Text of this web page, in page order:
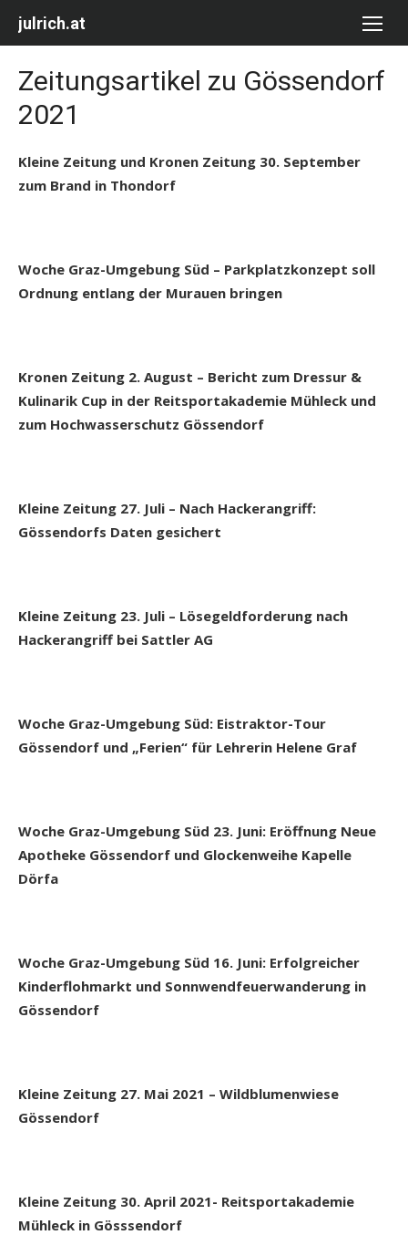
julrich.at
Zeitungsartikel zu Gössendorf
2021
Kleine Zeitung und Kronen Zeitung 30. September
zum Brand in Thondorf
Woche Graz-Umgebung Süd – Parkplatzkonzept soll
Ordnung entlang der Murauen bringen
Kronen Zeitung 2. August – Bericht zum Dressur &
Kulinarik Cup in der Reitsportakademie Mühleck und
zum Hochwasserschutz Gössendorf
Kleine Zeitung 27. Juli – Nach Hackerangriff:
Gössendorfs Daten gesichert
Kleine Zeitung 23. Juli – Lösegeldforderung nach
Hackerangriff bei Sattler AG
Woche Graz-Umgebung Süd: Eistraktor-Tour
Gössendorf und „Ferien“ für Lehrerin Helene Graf
Woche Graz-Umgebung Süd 23. Juni: Eröffnung Neue
Apotheke Gössendorf und Glockenweihe Kapelle
Dörfa
Woche Graz-Umgebung Süd 16. Juni: Erfolgreicher
Kinderflohmarkt und Sonnwendfeuerwanderung in
Gössendorf
Kleine Zeitung 27. Mai 2021 – Wildblumenwiese
Gössendorf
Kleine Zeitung 30. April 2021- Reitsportakademie
Mühleck in Gösssendorf